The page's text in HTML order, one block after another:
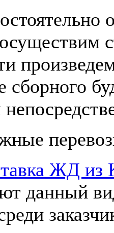
сборного
ЖД из
данный